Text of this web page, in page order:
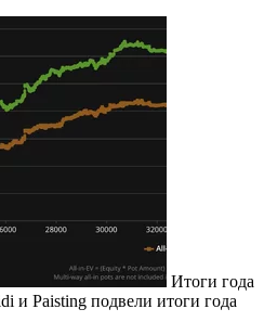
Итоги года
и Paisting подвели итоги года